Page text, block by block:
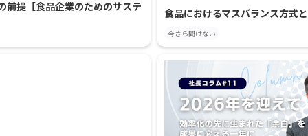
提【食品企業のためのサステ
食品におけるマスバランス方式
今さら聞けない